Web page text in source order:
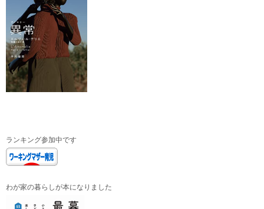
ランキング参加中です
わが家の暮らしが本になりました